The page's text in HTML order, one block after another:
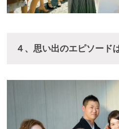
４、思い出のエピソード